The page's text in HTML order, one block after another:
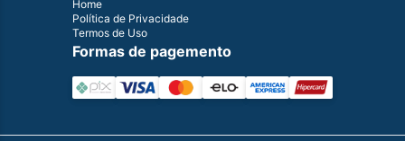
Home
Política de Privacidade
Termos de Uso
Formas de pagemento